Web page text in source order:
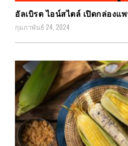
อัลเบิรต ไอน์สไตล์ เปิดกล่องแ
กุมภาพันธ์ 24, 2024